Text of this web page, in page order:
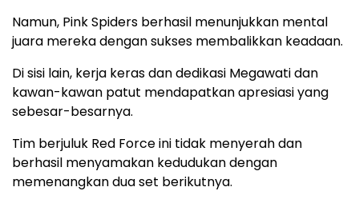
Namun, Pink Spiders berhasil menunjukkan mental
juara mereka dengan sukses membalikkan keadaan.
Di sisi lain, kerja keras dan dedikasi Megawati dan
kawan-kawan patut mendapatkan apresiasi yang
sebesar-besarnya.
Tim berjuluk Red Force ini tidak menyerah dan
berhasil menyamakan kedudukan dengan
memenangkan dua set berikutnya.